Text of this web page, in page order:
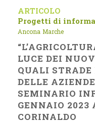
ARTICOLO
Progetti di
Ancona Marche
LUCE DEI
QUALI STRADE
DELLE
SEMINARIO
GENNAIO 2023
CORINALDO